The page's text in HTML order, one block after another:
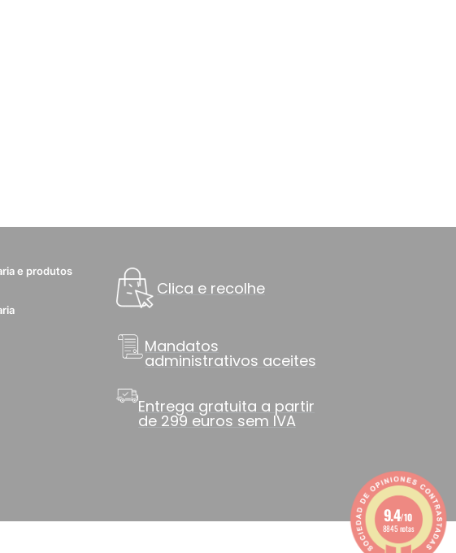
e produtos
Clica e recolhe
Mandatos
administrativos aceites
Entrega gratuita a partir
de 299 euros sem IVA
9.4/10
8845 notas